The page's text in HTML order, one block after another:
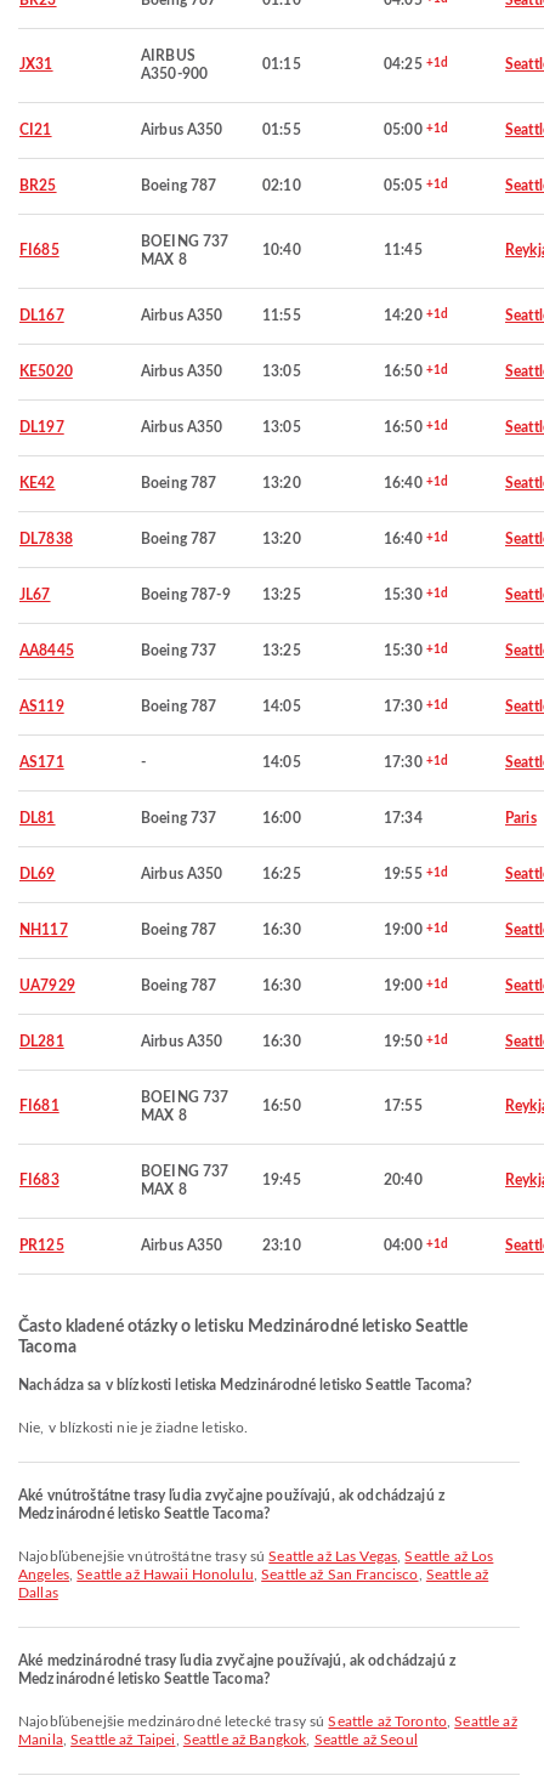
JX31
AIRBUS
A350-900
01:15 04:25 +1d
CI21 Airbus A350 01:55 05:00 +1d
BR25 Boeing 787 02:10 05:05 +1d
FI685
BOEING 737
MAX 8
10:40 11:45
DL167 Airbus A350 11:55 14:20 +1d
KE5020 Airbus A350 13:05 16:50 +1d
DL197 Airbus A350 13:05 16:50 +1d
KE42 Boeing 787 13:20 16:40 +1d
DL7838 Boeing 787 13:20 16:40 +1d
JL67 Boeing 787-9 13:25 15:30 +1d
AA8445 Boeing 737 13:25 15:30 +1d
AS119 Boeing 787 14:05 17:30 +1d
AS171 - 14:05 17:30 +1d
DL81 Boeing 737 16:00 17:34 Paris
DL69 Airbus A350 16:25 19:55 +1d
NH117 Boeing 787 16:30 19:00 +1d
UA7929 Boeing 787 16:30 19:00 +1d
DL281 Airbus A350 16:30 19:50 +1d
FI681
BOEING 737
MAX 8
16:50 17:55
FI683
BOEING 737
MAX 8
19:45 20:40
PR125 Airbus A350 23:10 04:00 +1d
Často kladené otázky o letisku Medzinárodné letisko Seattle
Tacoma
Nachádza sa v blízkosti letiska Medzinárodné letisko Seattle Tacoma?
Nie, v blízkosti nie je žiadne letisko.
Aké vnútroštátne trasy ľudia zvyčajne používajú, ak odchádzajú z
Medzinárodné letisko Seattle Tacoma?
Najobľúbenejšie vnútroštátne trasy súSeattle až Las Vegas ,Seattle až Los
Angeles,Seattle až Hawaii Honolulu ,Seattle až San Francisco Seattle až
Dallas
Aké medzinárodné trasy ľudia zvyčajne používajú, ak odchádzajú z
Medzinárodné letisko Seattle Tacoma?
Najobľúbenejšie medzinárodné letecké trasy súSeattle až Toronto,Seattle až
Manila,Seattle až Taipei Seattle až Bangkok Seattle až Seoul